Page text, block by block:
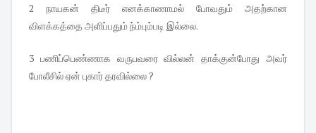
2 நாயகன் திடீர் எனக்காணாமல் போவதும் அதற்கான
விளக்கத்தை அளிப்பதும் ந்ம்பும்படி இல்லை.
3 பணிப்பெண்ணாக வருபவரை வில்லன் தாக்குன்போது அவர்
போலீசில் ஏன் புகார் தரவில்லை ?